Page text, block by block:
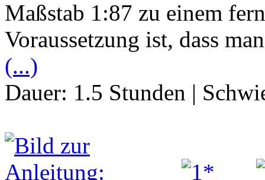
Maßstab 1:87 zu einem
Voraussetzung ist, dass
(...)
Dauer: 1.5 Stunden |